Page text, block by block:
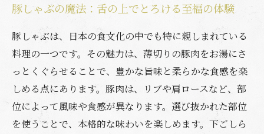
豚しゃぶ文化の歴史：食卓をつなぐ人々の物語
家庭で楽しむ本格豚しゃぶ：新たな味覚の旅へ
豚しゃぶの魔法：舌の上でとろける至福の体験
豚しゃぶは、日本の食文化の中でも特に親しまれている
料理の一つです。その魅力は、薄切りの豚肉をお湯にさ
っとくぐらせることで、豊かな旨味と柔らかな食感を楽
しめる点にあります。豚肉は、リブや肩ロースなど、部
位によって風味や食感が異なります。選び抜かれた部位
を使うことで、本格的な味わいを楽しめます。下ごしら